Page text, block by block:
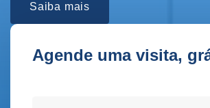
Saiba mais
Agende uma visita,